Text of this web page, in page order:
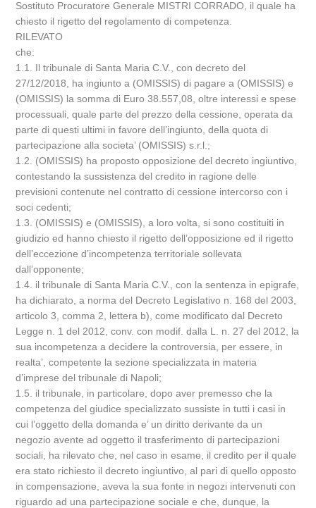
Sostituto Procuratore Generale MISTRI CORRADO, il quale ha
chiesto il rigetto del regolamento di competenza.
RILEVATO
che:
1.1. Il tribunale di Santa Maria C.V., con decreto del
27/12/2018, ha ingiunto a (OMISSIS) di pagare a (OMISSIS) e
(OMISSIS) la somma di Euro 38.557,08, oltre interessi e spese
processuali, quale parte del prezzo della cessione, operata da
parte di questi ultimi in favore dell’ingiunto, della quota di
partecipazione alla societa’ (OMISSIS) s.r.l.;
1.2. (OMISSIS) ha proposto opposizione del decreto ingiuntivo,
contestando la sussistenza del credito in ragione delle
previsioni contenute nel contratto di cessione intercorso con i
soci cedenti;
1.3. (OMISSIS) e (OMISSIS), a loro volta, si sono costituiti in
giudizio ed hanno chiesto il rigetto dell’opposizione ed il rigetto
dell’eccezione d’incompetenza territoriale sollevata
dall’opponente;
1.4. il tribunale di Santa Maria C.V., con la sentenza in epigrafe,
ha dichiarato, a norma del Decreto Legislativo n. 168 del 2003,
articolo 3, comma 2, lettera b), come modificato dal Decreto
Legge n. 1 del 2012, conv. con modif. dalla L. n. 27 del 2012, la
sua incompetenza a decidere la controversia, per essere, in
realta’, competente la sezione specializzata in materia
d’imprese del tribunale di Napoli;
1.5. il tribunale, in particolare, dopo aver premesso che la
competenza del giudice specializzato sussiste in tutti i casi in
cui l’oggetto della domanda e’ un diritto derivante da un
negozio avente ad oggetto il trasferimento di partecipazioni
sociali, ha rilevato che, nel caso in esame, il credito per il quale
era stato richiesto il decreto ingiuntivo, al pari di quello opposto
in compensazione, aveva la sua fonte in negozi intervenuti con
riguardo ad una partecipazione sociale e che, dunque, la